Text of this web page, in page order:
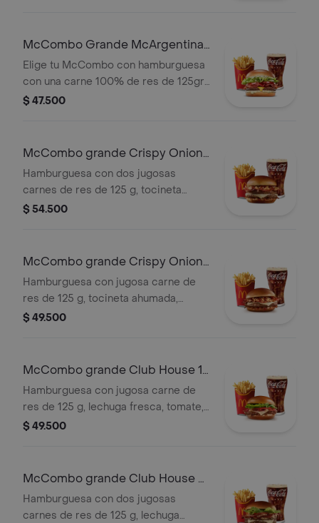
grandes y gaseosa grande a elegir.
McCombo Grande McArgentina 1
Carne
Elige tu McCombo con hamburguesa
con una carne 100% de res de 125gr,
salsa mayo chimichurri, cebolla
gaseosa grande a elegir.
$ 47.500
McCombo grande Crispy Onion
Barbecue 2 Carnes
Hamburguesa con dos jugosas
carnes de res de 125 g, tocineta
ahumada, queso blanco cremoso,
Acompañada de papas fritas grandes
y bebida grande a elección.
$ 54.500
McCombo grande Crispy Onion
Barbecue 1 Carne
Hamburguesa con jugosa carne de
res de 125 g, tocineta ahumada,
queso blanco cremoso, cebolla
Acompañada de papas fritas grandes
y bebida grande a elección.
$ 49.500
McCombo grande Club House 1
Carne
Hamburguesa con jugosa carne de
res de 125 g, lechuga fresca, tomate,
cebolla grillada, tocineta ahumada,
Acompañada de papas fritas grandes
y bebida grande a elección.
$ 49.500
McCombo grande Club House 2
Carnes
Hamburguesa con dos jugosas
carnes de res de 125 g, lechuga